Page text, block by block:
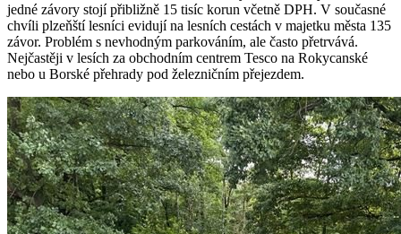
jedné závory stojí přibližně 15 tisíc korun včetně DPH. V současné
chvíli plzeňští lesníci evidují na lesních cestách v majetku města 135
závor. Problém s nevhodným parkováním, ale často přetrvává.
Nejčastěji v lesích za obchodním centrem Tesco na Rokycanské
nebo u Borské přehrady pod železničním přejezdem.